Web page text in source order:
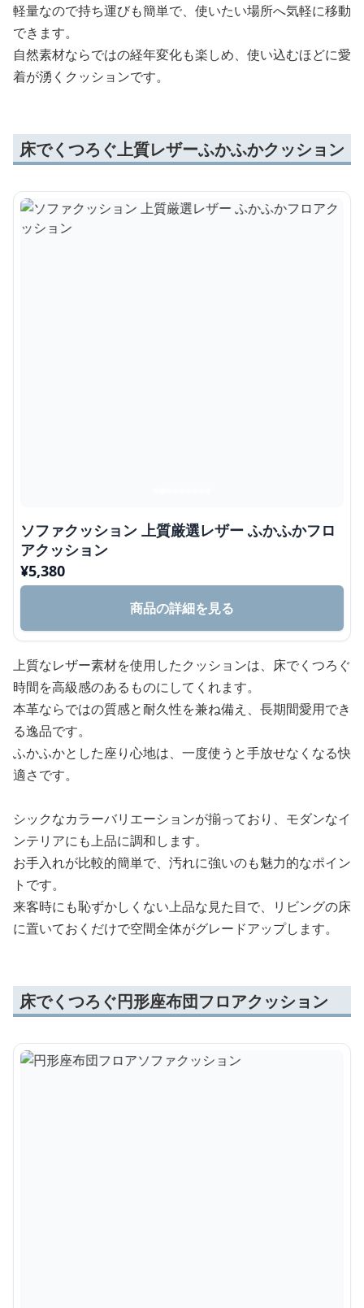
軽量なので持ち運びも簡単で、使いたい場所へ気軽に移動
できます。
自然素材ならではの経年変化も楽しめ、使い込むほどに愛
着が湧くクッションです。
床でくつろぐ上質レザーふかふかクッション
ソファクッション 上質厳選レザー ふかふかフロ
アクッション
¥5,380
商品の詳細を見る
上質なレザー素材を使用したクッションは、床でくつろぐ
時間を高級感のあるものにしてくれます。
本革ならではの質感と耐久性を兼ね備え、長期間愛用でき
る逸品です。
ふかふかとした座り心地は、一度使うと手放せなくなる快
適さです。
シックなカラーバリエーションが揃っており、モダンなイ
ンテリアにも上品に調和します。
お手入れが比較的簡単で、汚れに強いのも魅力的なポイン
トです。
来客時にも恥ずかしくない上品な見た目で、リビングの床
に置いておくだけで空間全体がグレードアップします。
床でくつろぐ円形座布団フロアクッション